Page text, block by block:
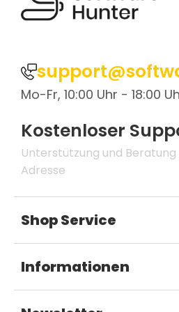
Mo-Fr, 10:00 Uhr - 18:00
Kostenloser
Unterstützung und
Adresse
Shop Service
Informationen